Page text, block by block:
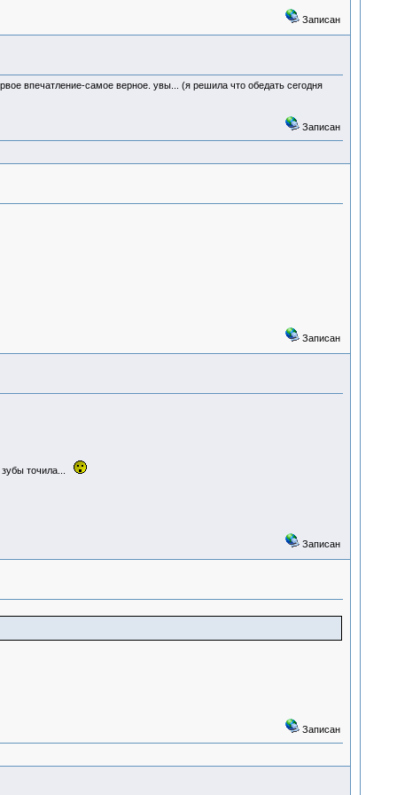
Записан
впечатление-самое верное. увы... (я решила что обедать сегодня
Записан
Записан
точила...
Записан
Записан